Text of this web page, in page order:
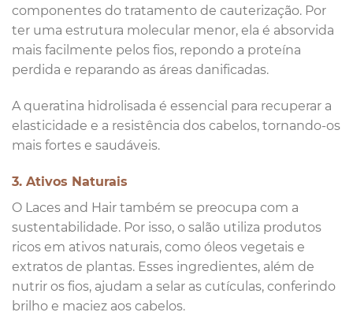
componentes do tratamento de cauterização. Por
ter uma estrutura molecular menor, ela é absorvida
mais facilmente pelos fios, repondo a proteína
perdida e reparando as áreas danificadas.
A queratina hidrolisada é essencial para recuperar a
elasticidade e a resistência dos cabelos, tornando-os
mais fortes e saudáveis.
3. Ativos Naturais
O Laces and Hair também se preocupa com a
sustentabilidade. Por isso, o salão utiliza produtos
ricos em ativos naturais, como óleos vegetais e
extratos de plantas. Esses ingredientes, além de
nutrir os fios, ajudam a selar as cutículas, conferindo
brilho e maciez aos cabelos.